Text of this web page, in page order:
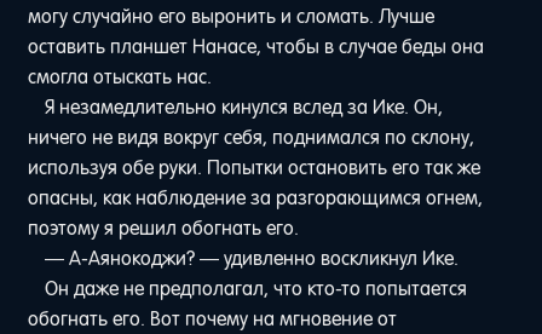
могу случайно его выронить и сломать. Лучше
оставить планшет Нанасе, чтобы в случае беды она
смогла отыскать нас.
Я незамедлительно кинулся вслед за Ике. Он,
ничего не видя вокруг себя, поднимался по склону,
используя обе руки. Попытки остановить его так же
опасны, как наблюдение за разгорающимся огнем,
поэтому я решил обогнать его.
— А-Аянокоджи? — удивленно воскликнул Ике.
Он даже не предполагал, что кто-то попытается
обогнать его. Вот почему на мгновение от